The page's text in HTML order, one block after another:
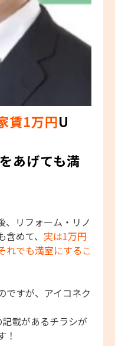
賃1万円U
あげても満
、リフォーム・リノ
めて、 実は1万円
れでも満室にするこ
ですが、アイコネク
載があるチラシが
！